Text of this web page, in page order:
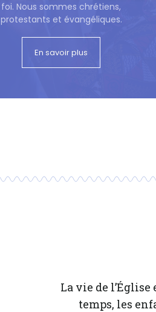
foi. Nous sommes chrétiens,
protestants et évangéliques.
En savoir plus
La vie de
temps, les